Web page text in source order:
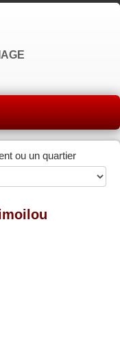
ou un quartier